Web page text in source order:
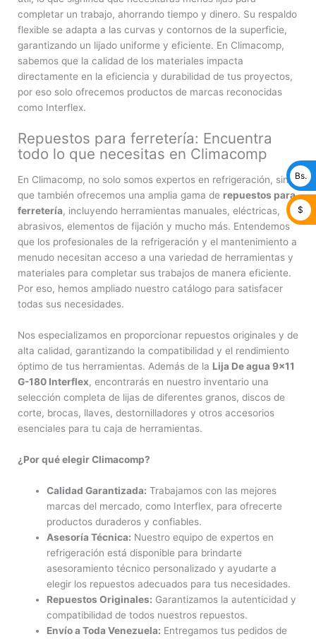
completar un trabajo, ahorrando tiempo y dinero. Su respaldo
flexible se adapta a las curvas y contornos de la superficie,
garantizando un lijado uniforme y eficiente. En Climacomp,
sabemos que la calidad de los materiales impacta
directamente en la eficiencia y durabilidad de tus proyectos,
por eso solo ofrecemos productos de marcas reconocidas
como Interflex.
Repuestos para ferretería: Encuentra
todo lo que necesitas en Climacomp
En Climacomp, no solo somos expertos en refrigeración, sino
que también ofrecemos una amplia gama de repuestos para
ferretería, incluyendo herramientas manuales, eléctricas,
abrasivos, elementos de fijación y mucho más. Entendemos
que los profesionales de la refrigeración y el mantenimiento a
menudo necesitan acceso a una variedad de herramientas y
materiales para completar sus trabajos de manera eficiente.
Por eso, hemos ampliado nuestro catálogo para satisfacer
todas sus necesidades.
Nos especializamos en proporcionar repuestos originales y de
alta calidad, garantizando la compatibilidad y el rendimiento
óptimo de tus herramientas. Además de la Lija De agua 9×11
G-180 Interflex, encontrarás en nuestro inventario una
selección completa de lijas de diferentes granos, discos de
corte, brocas, llaves, destornilladores y otros accesorios
esenciales para tu caja de herramientas.
¿Por qué elegir Climacomp?
Calidad Garantizada: Trabajamos con las mejores
marcas del mercado, como Interflex, para ofrecerte
productos duraderos y confiables.
Asesoría Técnica: Nuestro equipo de expertos en
refrigeración está disponible para brindarte
asesoramiento técnico personalizado y ayudarte a
elegir los repuestos adecuados para tus necesidades.
Repuestos Originales: Garantizamos la autenticidad y
compatibilidad de todos nuestros repuestos.
Envío a Toda Venezuela: Entregamos tus pedidos de
Bs.
$